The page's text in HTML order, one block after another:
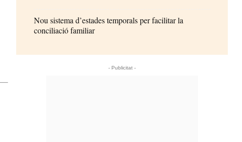
Nou sistema d’estades temporals per facilitar la
conciliació familiar
- Publicitat -